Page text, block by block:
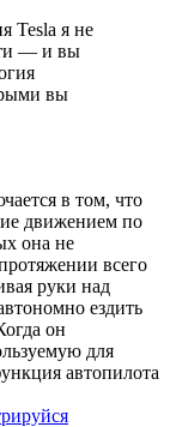
Tesla я не
— и вы
вы
в том, что
движением по
она не
всего
руки над
ездить
он
для
автопилота